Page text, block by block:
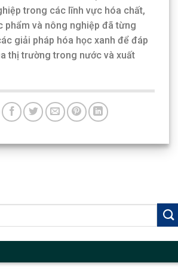
trong các lĩnh vực hóa chất,
phẩm và nông nghiệp đã từng
giải pháp hóa học xanh để đáp
thị trường trong nước và xuất